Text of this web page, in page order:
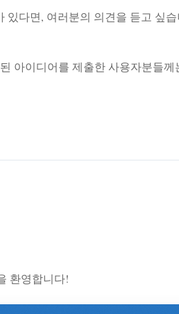
다면, 여러분의 의견을 듣고 싶
아이디어를 제출한 사용자분들께
환영합니다!